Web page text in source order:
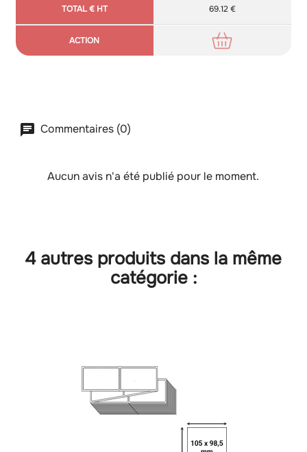
69.12 €
Commentaires (0)
Aucun avis n'a été publié pour le moment.
4 autres produits dans la même
catégorie :